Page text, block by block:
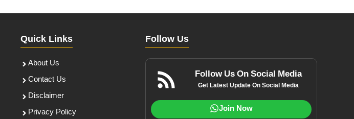
Quick Links
About Us
Contact Us
Disclaimer
Privacy Policy
Follow Us
Follow Us On Social Media
Get Latest Update On Social Media
Join Now